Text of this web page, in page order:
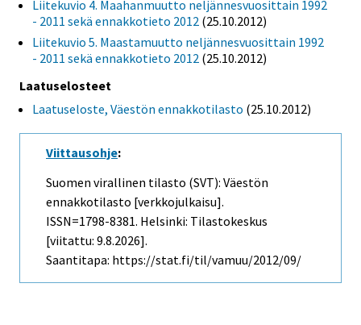
Liitekuvio 4. Maahanmuutto neljännesvuosittain 1992
- 2011 sekä ennakkotieto 2012 (25.10.2012)
Liitekuvio 5. Maastamuutto neljännesvuosittain 1992
- 2011 sekä ennakkotieto 2012 (25.10.2012)
Laatuselosteet
Laatuseloste, Väestön ennakkotilasto (25.10.2012)
Viittausohje:
Suomen virallinen tilasto (SVT): Väestön
ennakkotilasto [verkkojulkaisu].
ISSN=1798-8381. Helsinki: Tilastokeskus
[viitattu: 9.8.2026].
Saantitapa: https://stat.fi/til/vamuu/2012/09/